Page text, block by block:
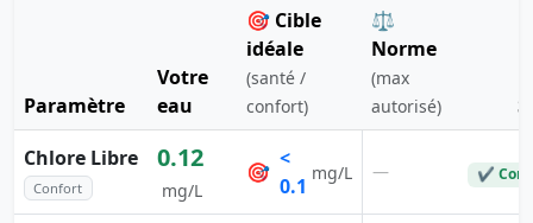
Paramètre
Votre
eau
🎯 Cible
idéale
(santé /
confort)
⚖️
Norme
(max
autorisé)
Chlore Libre
Confort
0.12
mg/L
🎯
<
0.1
mg/L — ✔